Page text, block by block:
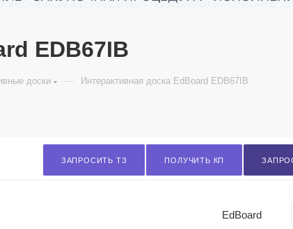
EDB67IB
доски — Интерактивная доска EdBoard EDB67IB
ЗАПРОСИТЬ ТЗ ПОЛУЧИТЬ КП
EdBoard